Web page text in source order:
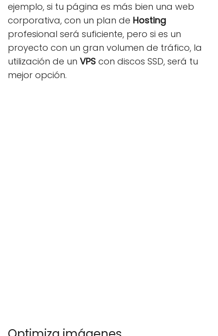
ejemplo, si tu página es más bien una web
corporativa, con un plan de Hosting
profesional será suficiente, pero si es un
proyecto con un gran volumen de tráfico, la
utilización de un VPS con discos SSD, será tu
mejor opción.